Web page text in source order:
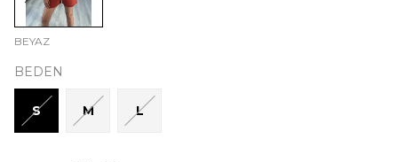
BEYAZ
BEDEN
S M L